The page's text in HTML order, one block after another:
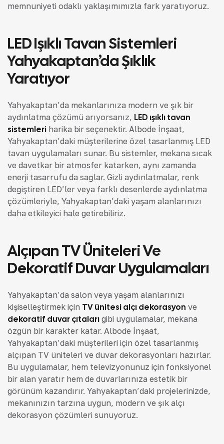
memnuniyeti odaklı yaklaşımımızla fark yaratıyoruz.
LED Işıklı Tavan Sistemleri
Yahyakaptan’da Şıklık
Yaratıyor
Yahyakaptan’da mekanlarınıza modern ve şık bir
aydınlatma çözümü arıyorsanız, LED ışıklı tavan
sistemleri harika bir seçenektir. Albode İnşaat,
Yahyakaptan’daki müşterilerine özel tasarlanmış LED
tavan uygulamaları sunar. Bu sistemler, mekana sıcak
ve davetkar bir atmosfer katarken, aynı zamanda
enerji tasarrufu da sağlar. Gizli aydınlatmalar, renk
değiştiren LED’ler veya farklı desenlerde aydınlatma
çözümleriyle, Yahyakaptan’daki yaşam alanlarınızı
daha etkileyici hale getirebiliriz.
Alçıpan TV Üniteleri Ve
Dekoratif Duvar Uygulamaları
Yahyakaptan’da salon veya yaşam alanlarınızı
kişiselleştirmek için TV ünitesi alçı dekorasyon ve
dekoratif duvar çıtaları gibi uygulamalar, mekana
özgün bir karakter katar. Albode İnşaat,
Yahyakaptan’daki müşterileri için özel tasarlanmış
alçıpan TV üniteleri ve duvar dekorasyonları hazırlar.
Bu uygulamalar, hem televizyonunuz için fonksiyonel
bir alan yaratır hem de duvarlarınıza estetik bir
görünüm kazandırır. Yahyakaptan’daki projelerinizde,
mekanınızın tarzına uygun, modern ve şık alçı
dekorasyon çözümleri sunuyoruz.